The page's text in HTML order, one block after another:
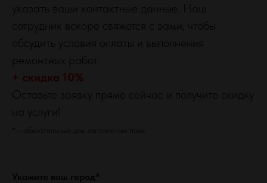
указать ваши контактные данные. Наш
сотрудник вскоре свяжется с вами, чтобы
обсудить условия оплаты и выполнения
ремонтных работ.
+ скидка 10%
Оставьте заявку прямо сейчас и получите скидку
на услуги!
* - обязательные для заполнения поля
Укажите ваш город*